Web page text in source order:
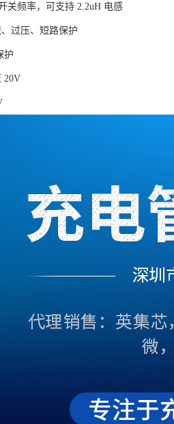
关频率，可支持 2.2uH 电感
过压、短路保护
护
20V